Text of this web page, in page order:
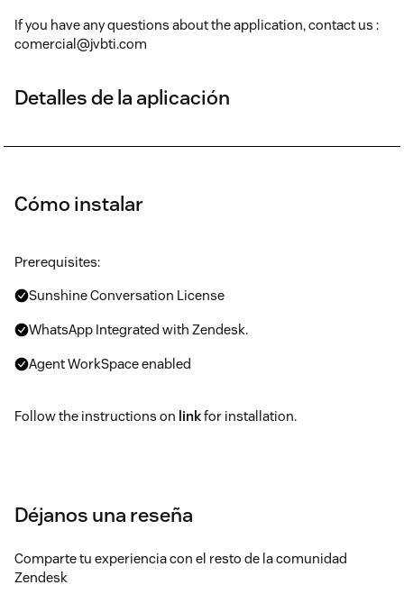
If you have any questions about the application, contact us :
comercial@jvbti.com
Detalles de la aplicación
Cómo instalar
Prerequisites:
Sunshine Conversation License
WhatsApp Integrated with Zendesk.
Agent WorkSpace enabled
Follow the instructions on linkfor installation.
Déjanos una reseña
Comparte tu experiencia con el resto de la comunidad
Zendesk